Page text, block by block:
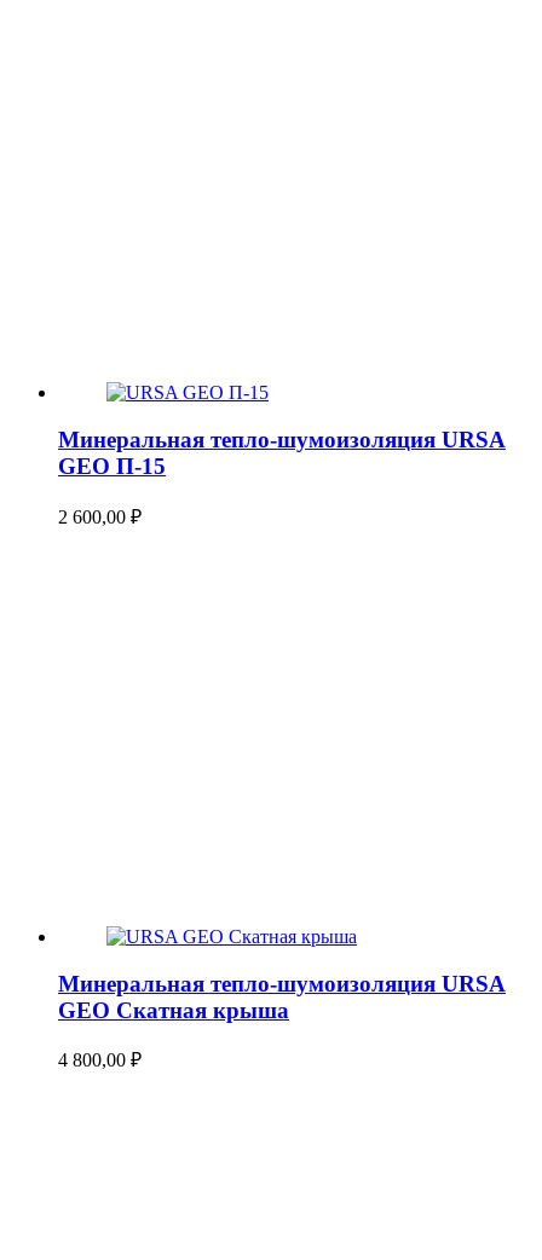
Минеральная тепло-шумоизоляция URSA
GEO П-15
2 600,00 ₽
Минеральная тепло-шумоизоляция URSA
GEO Скатная крыша
4 800,00 ₽